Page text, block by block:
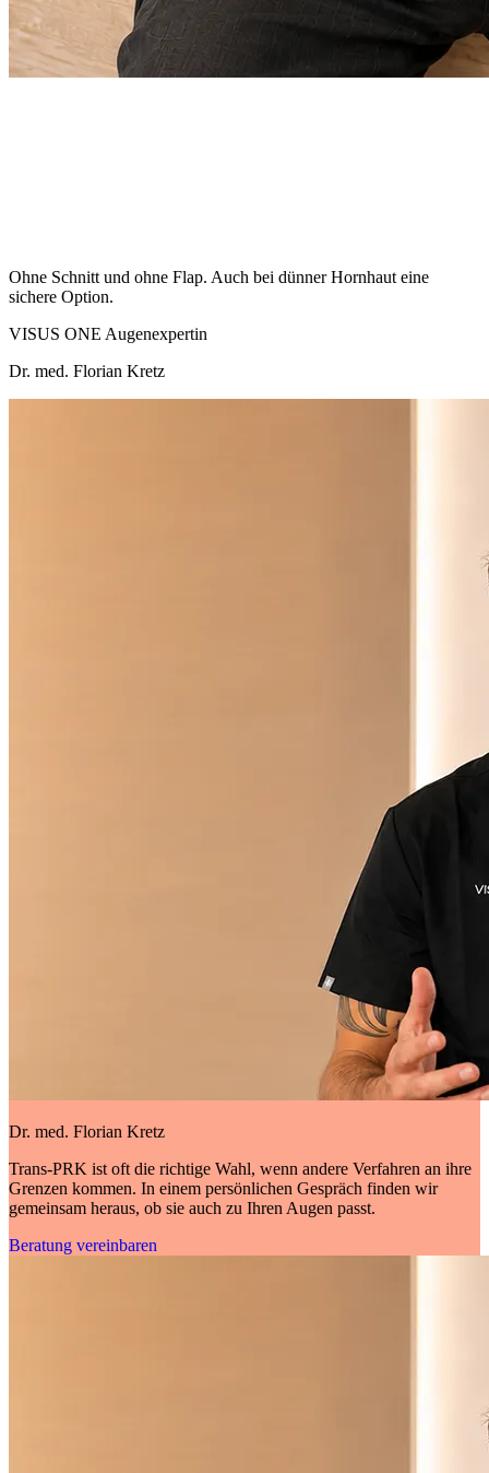
Ohne Schnitt und ohne Flap. Auch bei dünner Hornhaut eine
sichere Option.
VISUS ONE Augenexpertin
Dr. med. Florian Kretz
Dr. med. Florian Kretz
Trans-PRK ist oft die richtige Wahl, wenn andere Verfahren an ihre
Grenzen kommen. In einem persönlichen Gespräch finden wir
gemeinsam heraus, ob sie auch zu Ihren Augen passt.
Beratung vereinbaren